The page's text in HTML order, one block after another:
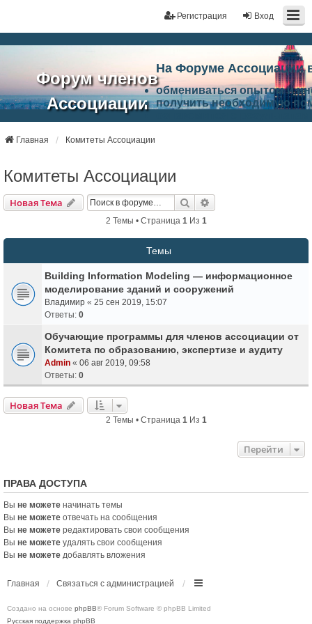
Вход
Регистрация
Форум членов
Ассоциации
портал"
На Форуме Ассоциации
обмениваться опытом и
получить необходимую
работа Форума
Ассоциации.
Главная Комитеты Ассоциации
Комитеты Ассоциации
Новая Тема Поиск
2 Темы • Страница 1 Из 1
Темы
Building Information Modeling — информационное
моделирование зданий и сооружений
Владимир « 25 сен 2019, 15:07
Ответы: 0
Обучающие программы для членов ассоциации от
Комитета по образованию, экспертизе и аудиту
Admin « 06 авг 2019, 09:58
Ответы: 0
Новая Тема
2 Темы • Страница 1 Из 1
Перейти
ПРАВА ДОСТУПА
Вы не можете начинать темы
Вы не можете отвечать на сообщения
Вы не можете редактировать свои сообщения
Вы не можете удалять свои сообщения
Вы не можете добавлять вложения
Главная Связаться с администрацией
Создано на основе phpBB® Forum Software © phpBB Limited
Русская поддержка phpBB